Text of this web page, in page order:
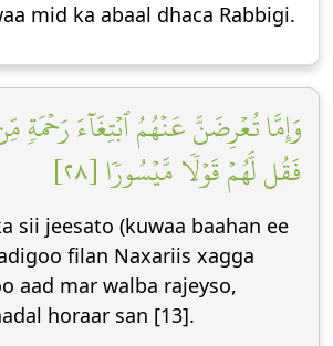
mid ka abaal dhaca Rabbigi.
وَإِمَّا تُعۡرِضَنَّ عَنۡهُمُ ٱبۡتِغَآءَ رَحۡمَةٖ
فَقُل لَّهُمۡ قَوۡلٗا مَّيۡسُورٗا [٢٨]
sii jeesato (kuwaa baahan ee
filan Naxariis xagga
aad mar walba rajeyso,
horaar san [13].